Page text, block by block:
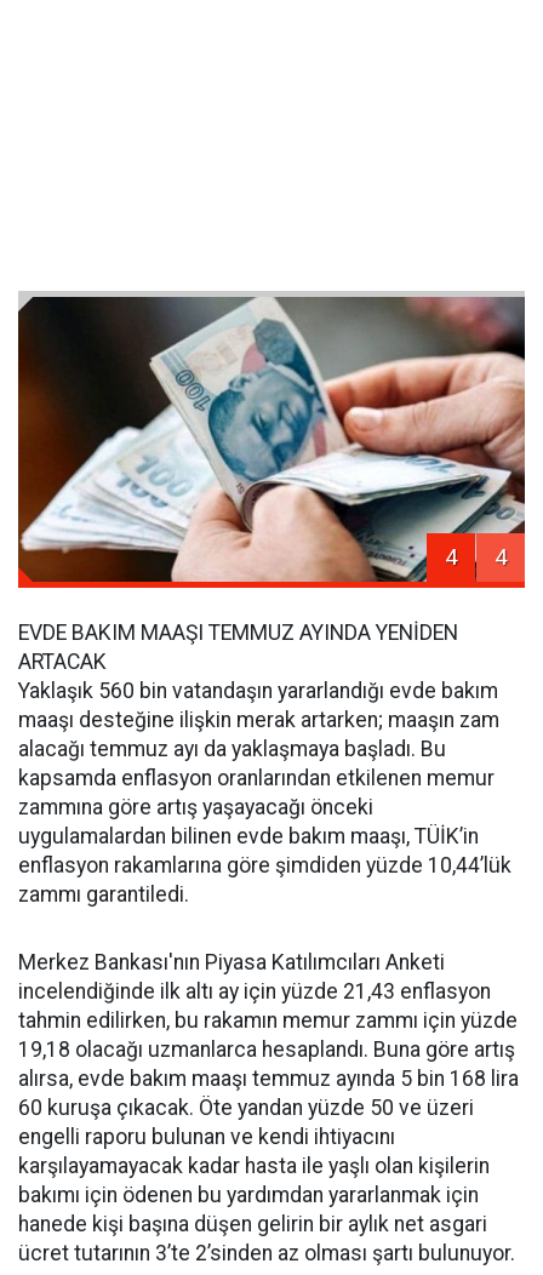
4 4
EVDE BAKIM MAAŞI TEMMUZ AYINDA YENİDEN
ARTACAK
Yaklaşık 560 bin vatandaşın yararlandığı evde bakım
maaşı desteğine ilişkin merak artarken; maaşın zam
alacağı temmuz ayı da yaklaşmaya başladı. Bu
kapsamda enflasyon oranlarından etkilenen memur
zammına göre artış yaşayacağı önceki
uygulamalardan bilinen evde bakım maaşı, TÜİK’in
enflasyon rakamlarına göre şimdiden yüzde 10,44’lük
zammı garantiledi.
Merkez Bankası'nın Piyasa Katılımcıları Anketi
incelendiğinde ilk altı ay için yüzde 21,43 enflasyon
tahmin edilirken, bu rakamın memur zammı için yüzde
19,18 olacağı uzmanlarca hesaplandı. Buna göre artış
alırsa, evde bakım maaşı temmuz ayında 5 bin 168 lira
60 kuruşa çıkacak. Öte yandan yüzde 50 ve üzeri
engelli raporu bulunan ve kendi ihtiyacını
karşılayamayacak kadar hasta ile yaşlı olan kişilerin
bakımı için ödenen bu yardımdan yararlanmak için
hanede kişi başına düşen gelirin bir aylık net asgari
ücret tutarının 3’te 2’sinden az olması şartı bulunuyor.